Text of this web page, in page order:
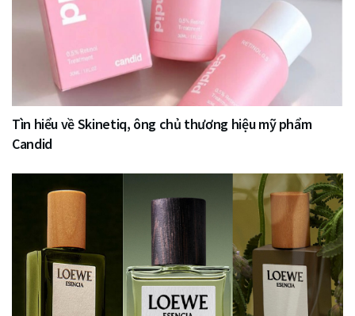
Tìn hiểu về Skinetiq, ông chủ thương hiệu mỹ phẩm
Candid